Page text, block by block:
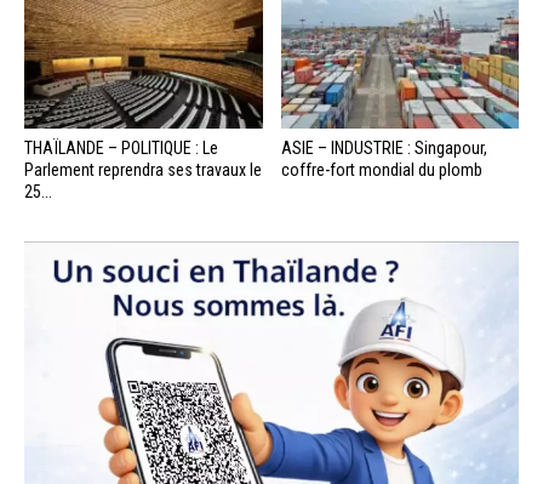
THAÏLANDE – POLITIQUE : Le
Parlement reprendra ses travaux le
25...
ASIE – INDUSTRIE : Singapour,
coffre-fort mondial du plomb